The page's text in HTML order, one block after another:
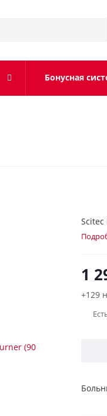
Бонусная
1
+129